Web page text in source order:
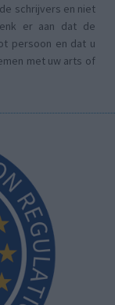
schrijvers en niet
er aan dat de
persoon en dat u
met uw arts of